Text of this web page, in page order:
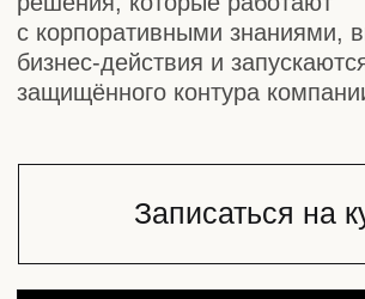
Оплатить
Отправляя форму, вы принимаете«Соглашение об обработке
персональных данных» и условия«Оферты», а также
LLM-разработке
Практика с опытными
разработчиками